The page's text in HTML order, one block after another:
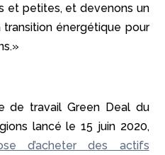
et petites, et devenons un
énergétique pour
de travail Green Deal du
lancé le 15 juin 2020,
d’acheter des actifs